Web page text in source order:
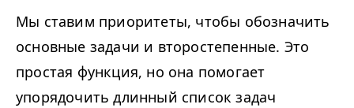
Мы ставим приоритеты, чтобы обозначить
основные задачи и второстепенные. Это
простая функция, но она помогает
упорядочить длинный список задач